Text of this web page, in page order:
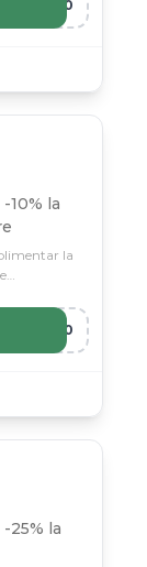
O10
10% la
la
I10
25% la